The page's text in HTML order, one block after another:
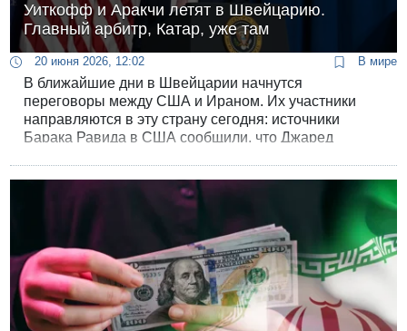
Уиткофф и Аракчи летят в Швейцарию.
Главный арбитр, Катар, уже там
20 июня 2026, 12:02 В мире
В ближайшие дни в Швейцарии начнутся
переговоры между США и Ираном. Их участники
направляются в эту страну сегодня: источники
Барака Равида в США сообщили, что Джаред
в субботу в Женеву должен вылететь глава МИД